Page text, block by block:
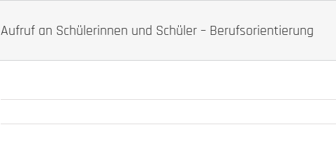
Aufruf an Schülerinnen und Schüler – Berufsorientierung